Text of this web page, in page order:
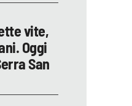
vite,
Oggi
San